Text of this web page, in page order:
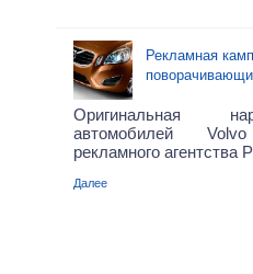
Рекламная
Оригинальная
автомобилей
рекламного агентства
Далее